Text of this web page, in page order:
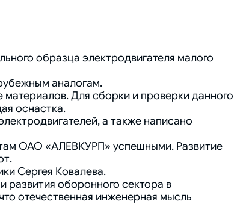
образца электродвигателя малого
аналогам.
Для сборки и проверки данного
оснастка.
а также написано
ОАО «АЛЕВКУРП» успешными. Развитие
Сергея Ковалева.
оборонного сектора в
отечественная инженерная мысль